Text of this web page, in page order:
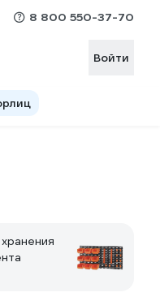
8 800 550-37-70
Войти